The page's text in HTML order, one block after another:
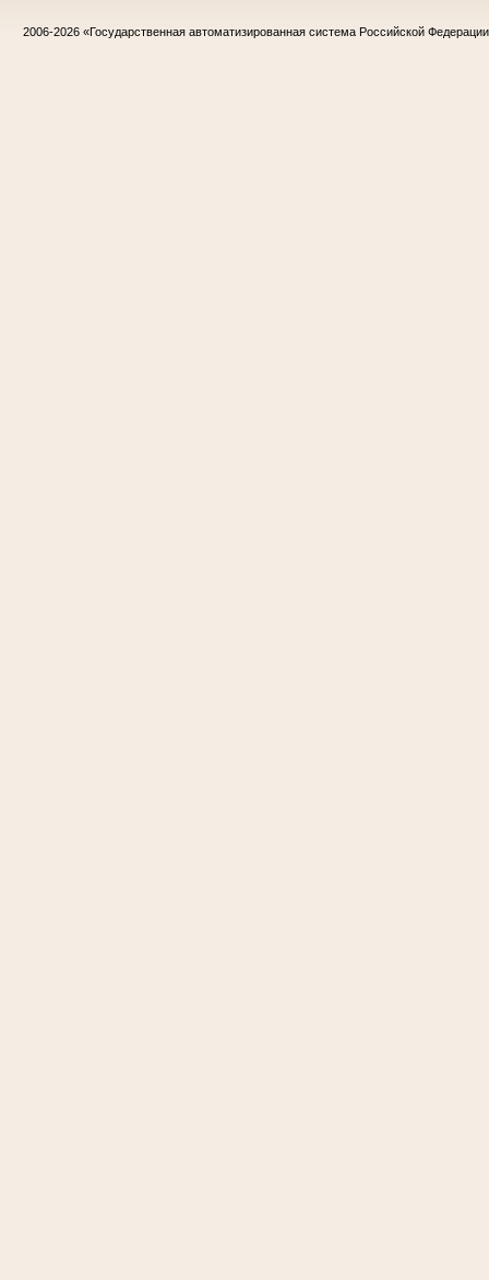
2006-2026 «Государственная автоматизированная система Российской